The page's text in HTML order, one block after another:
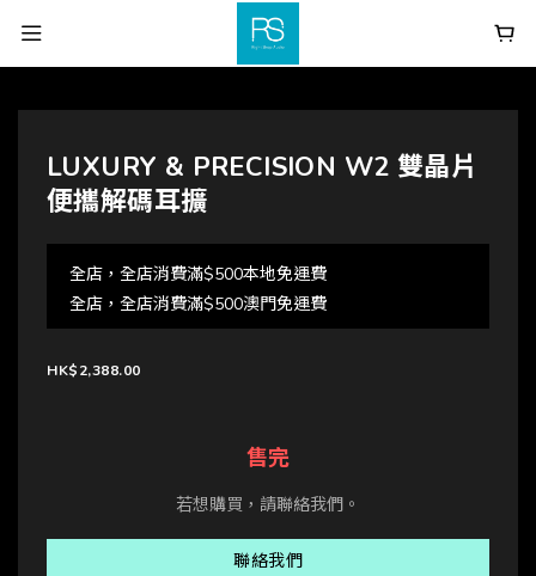
LUXURY & PRECISION W2 雙晶片
便攜解碼耳擴
全店，全店消費滿$500本地免運費
全店，全店消費滿$500澳門免運費
HK$2,388.00
售完
若想購買，請聯絡我們。
聯絡我們